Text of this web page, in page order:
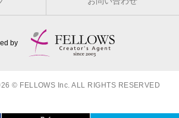
by
© FELLOWS Inc. ALL RIGHTS RESERVED